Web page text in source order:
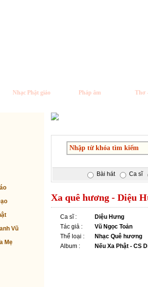
Nhạc Phật giáo Pháp âm Thơ
Vũ
Mẹ
Bài hát Ca sĩ
Xa quê hương - Diệu
Ca sĩ :
Diệu Hưng
Tác giả :
Vũ Ngọc Toản
Thể loại :
Nhạc Quê hương
Album :
Nếu Xa Phật - CS